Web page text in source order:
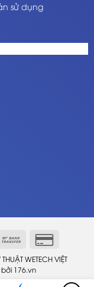
sử dụng
WETECH VIỆT
bởi 176.vn